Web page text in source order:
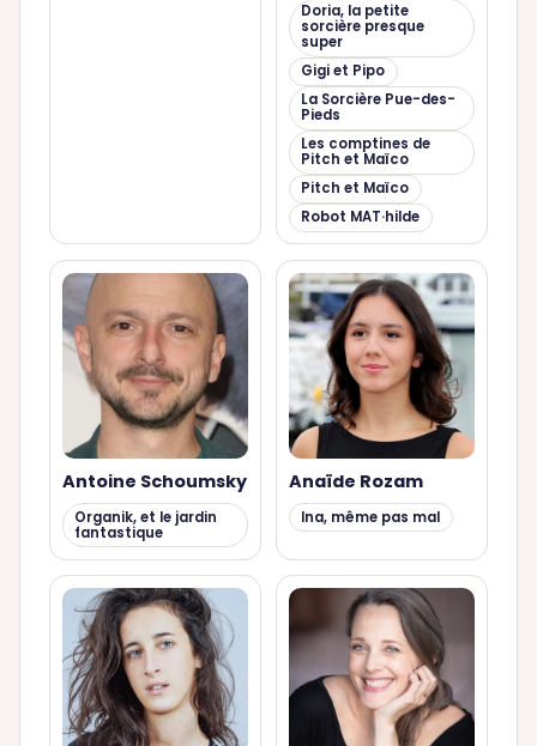
Doria, la petite
sorcière presque
super
Gigi et Pipo
La Sorcière Pue-des-
Pieds
Les comptines de
Pitch et Maïco
Pitch et Maïco
Robot MAT·hilde
Antoine Schoumsky
Organik, et le jardin
fantastique
Anaïde Rozam
Ina, même pas mal